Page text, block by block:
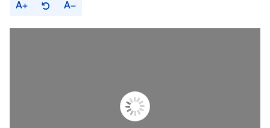
A A